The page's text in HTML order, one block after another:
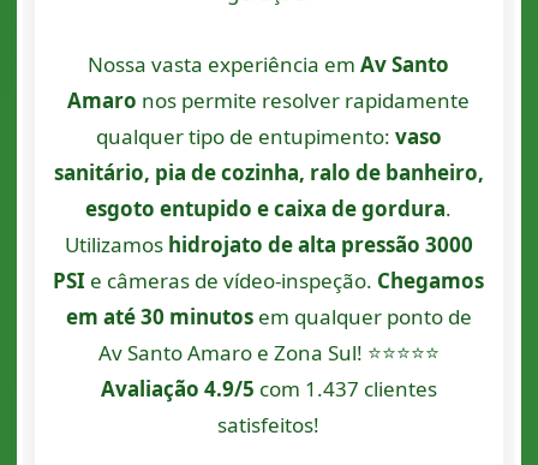
Nossa vasta experiência emAv Santo
Amaro nos permite resolver rapidamente
qualquer tipo de entupimento: vaso
sanitário, pia de cozinha, ralo de banheiro,
esgoto entupido e caixa de gordura.
Utilizamos hidrojato de alta pressão 3000
PSI e câmeras de vídeo-inspeção. Chegamos
em até 30 minutosem qualquer ponto de
Av Santo Amaro e Zona Sul! ⭐⭐⭐⭐⭐
Avaliação 4.9/5 com 1.437 clientes
satisfeitos!